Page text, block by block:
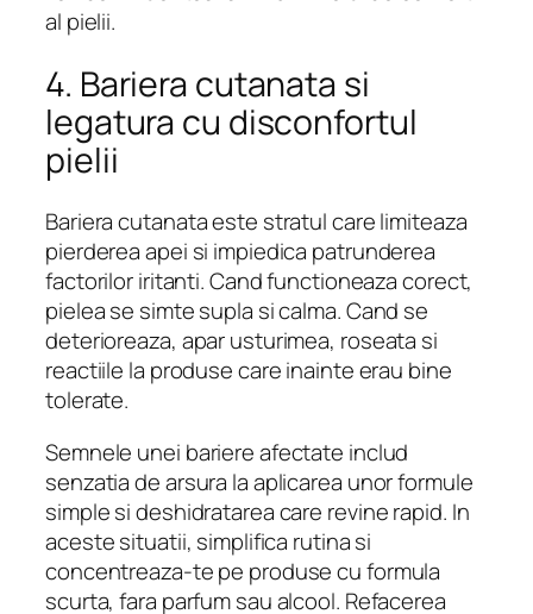
al pielii.
4. Bariera cutanata si
legatura cu disconfortul
pielii
Bariera cutanata este stratul care limiteaza
pierderea apei si impiedica patrunderea
factorilor iritanti. Cand functioneaza corect,
pielea se simte supla si calma. Cand se
deterioreaza, apar usturimea, roseata si
reactiile la produse care inainte erau bine
tolerate.
Semnele unei bariere afectate includ
senzatia de arsura la aplicarea unor formule
simple si deshidratarea care revine rapid. In
aceste situatii, simplifica rutina si
concentreaza-te pe produse cu formula
scurta, fara parfum sau alcool. Refacerea